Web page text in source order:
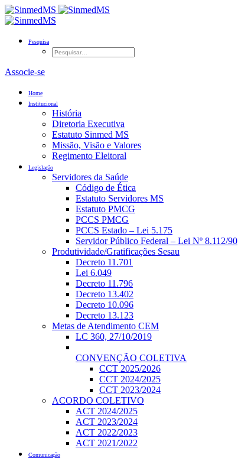
Pesquisa
Associe-se
Home
Institucional
História
Diretoria Executiva
Estatuto Sinmed MS
Missão, Visão e Valores
Regimento Eleitoral
Legislação
Servidores da Saúde
Código de Ética
Estatuto Servidores MS
Estatuto PMCG
PCCS PMCG
PCCS Estado – Lei 5.175
Servidor Público Federal – Lei Nº 8.112/90
Produtividade/Gratificações Sesau
Decreto 11.701
Lei 6.049
Decreto 11.796
Decreto 13.402
Decreto 10.096
Decreto 13.123
Metas de Atendimento CEM
LC 360, 27/10/2019
CONVENÇÃO COLETIVA
CCT 2025/2026
CCT 2024/2025
CCT 2023/2024
ACORDO COLETIVO
ACT 2024/2025
ACT 2023/2024
ACT 2022/2023
ACT 2021/2022
Comunicação